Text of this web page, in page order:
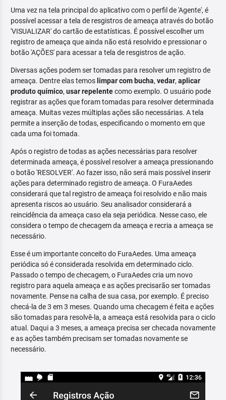
Uma vez na tela principal do aplicativo com o perfil de 'Agente', é
possível acessar a tela de resgistros de ameaça através do botão
'VISUALIZAR' do cartão de estatísticas. É possível escolher um
registro de ameaça que ainda não está resolvido e pressionar o
botão 'AÇÕES' para acessar a tela de resgistros de ação.
Diversas ações podem ser tomadas para resolver um registro de
ameaça. Dentre elas temos limpar com bucha, vedar, aplicar
produto químico, usar repelentecomo exemplo. O usuário pode
registrar as ações que foram tomadas para resolver determinada
ameaça. Muitas vezes múltiplas ações são necessárias. A tela
permite a inserção de todas, especificando o momento em que
cada uma foi tomada.
Após o registro de todas as ações necessárias para resolver
determinada ameaça, é possível resolver a ameaça pressionando
o botão 'RESOLVER'. Ao fazer isso, não será mais possível inserir
ações para determinado registro de ameaça. O FuraAedes
considerará que tal registro de ameaça foi resolvido e não mais
apresenta riscos ao usuário. Seu analisador considerará a
reincidência da ameaça caso ela seja periódica. Nesse caso, ele
considera o tempo de checagem da ameaça e recria a ameaça se
necessário.
Esse é um importante conceito do FuraAedes. Uma ameaça
periódica só é considerada resolvida em determinado ciclo.
Passado o tempo de checagem, o FuraAedes cria um novo
registro para aquela ameaça e as ações precisarão ser tomadas
novamente. Pense na calha de sua casa, por exemplo. É preciso
checá-la de 3 em 3 meses. Quando uma checagem é feita e ações
são tomadas para resolvê-la, a ameaça está resolvida para o ciclo
atual. Daqui a 3 meses, a ameaça precisa ser checada novamente
e as ações também precisam ser tomadas novamente se
necessário.